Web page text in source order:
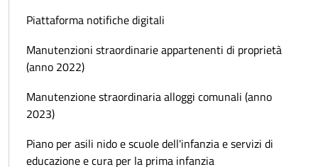
Piattaforma notifiche digitali
Manutenzioni straordinarie appartenenti di proprietà
(anno 2022)
Manutenzione straordinaria alloggi comunali (anno
2023)
Piano per asili nido e scuole dell'infanzia e servizi di
educazione e cura per la prima infanzia